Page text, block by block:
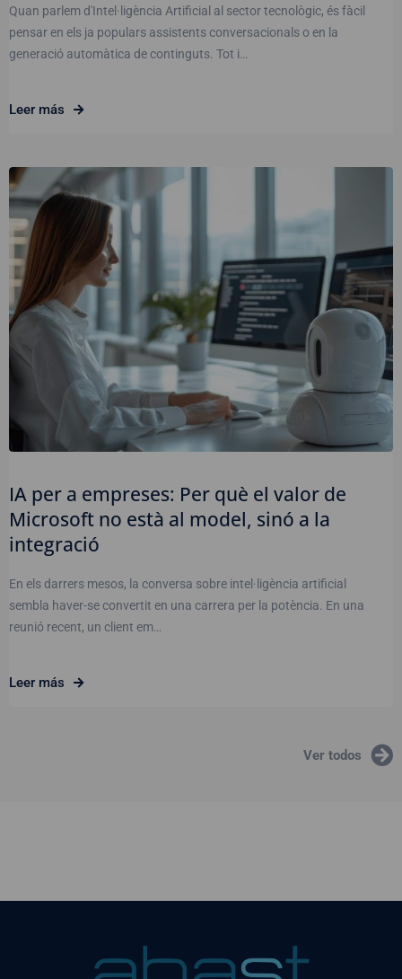
Quan parlem d'Intel·ligència Artificial al sector tecnològic, és fàcil
pensar en els ja populars assistents conversacionals o en la
generació automàtica de continguts. Tot i…
Leer más
IA per a empreses: Per què el valor de
Microsoft no està al model, sinó a la
integració
En els darrers mesos, la conversa sobre intel·ligència artificial
sembla haver-se convertit en una carrera per la potència. En una
reunió recent, un client em…
Leer más
Ver todos